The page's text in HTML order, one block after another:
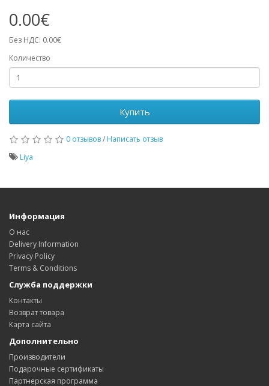
0.00€
Без НДС: 0.00€
Количество
Купить
0 отзывов/ Написать отзыв
Liya
Информация
О нас
Delivery Information
Privacy Policy
Terms & Conditions
Служба поддержки
Контакты
Возврат товара
Карта сайта
Дополнительно
Производители
Подарочные сертификаты
Партнерская программа